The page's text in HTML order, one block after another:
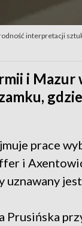
interpretacji
i Mazur
prace
i
uznawany
Prusińska